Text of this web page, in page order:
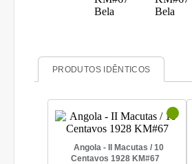
PRODUTOS IDÊNTICOS
Angola - II Macutas / 10
Centavos 1928 KM#67